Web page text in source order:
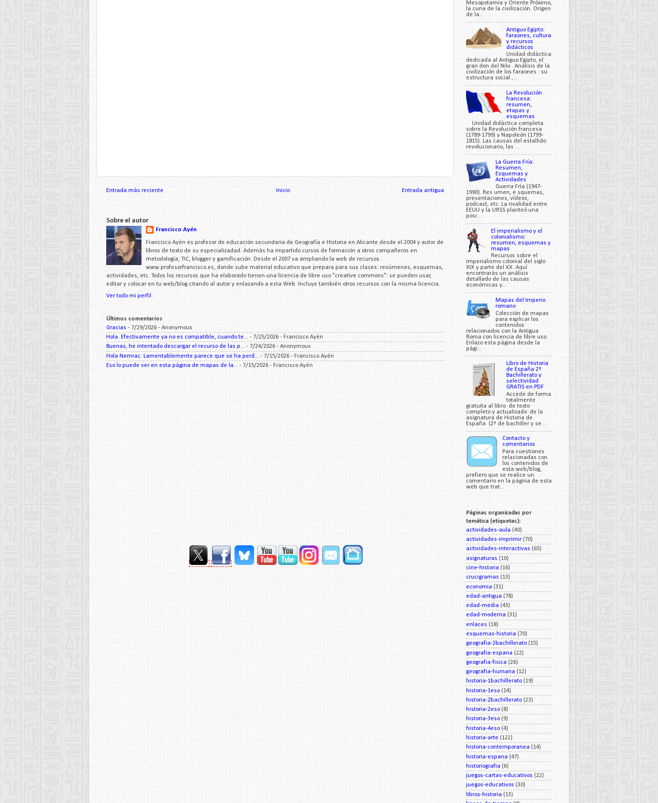
Entrada más reciente Entrada antigua
Inicio
Sobre el autor
Francisco Ayén
Francisco Ayén es profesor de educación secundaria de Geografía e Historia en Alicante desde el 2004 y autor de
libros de texto de su especializadad. Además ha impartido cursos de formación a otros compañeros en
metodología, TIC, blogger y gamificación. Desde el 2007 va ampliando la web de recursos
www.profesorfrancisco.es, donde sube material educativo que prepara para sus clases: resúmenes, esquemas,
actividades, etc. Todos los recursos que ha elaborado tienen una licencia de libre uso "creative commons": se pueden usar,
editar y colocar en tu web/blog citando al autor y enlazando a esta Web. Incluye también otros recursos con la misma licencia.
Ver todo mi perfil
Últimos comentarios
Gracias - 7/29/2026 - Anonymous
Hola. Efectivamente ya no es compatible, cuando te... - 7/25/2026 - Francisco Ayén
Buenas, he intentado descargar el recurso de las p... - 7/24/2026 - Anonymous
Hola Nemrac. Lamentablemente parece que se ha perd... - 7/15/2026 - Francisco Ayén
Eso lo puede ver en esta página de mapas de la... - 7/15/2026 - Francisco Ayén
Mesopotamia y Oriente Próximo,
la cuna de la civilización. Origen
de la...
Antiguo Egipto:
faraones, cultura
y recursos
didácticos
Unidad didáctica
dedicada al Antiguo Egipto, el
gran don del Nilo . Análisis de la
civilización de los faraones : su
estructura social , ...
La Revolución
francesa:
resumen,
etapas y
esquemas
Unidad didáctica completa
sobre la Revolución francesa
(1789-1799) y Napoleón (1799-
1815). Las causas del estallido
revolucionario, las ...
La Guerra Fría:
Resumen,
Esquemas y
Actividades
Guerra Fría (1947-
1990). Res umen, e squemas,
presentaciones, vídeos,
podcast, etc. La rivalidad entre
EEUU y la URSS planteó una
posi...
El imperialismo y el
colonialismo:
resumen, esquemas y
mapas
Recursos sobre el
imperialismo colonial del siglo
XIX y parte del XX. Aquí
encontrarás un análisis
detallado de las causas
económicas y...
Mapas del Imperio
romano
Colección de mapas
para explicar los
contenidos
relacionados con la Antigua
Roma con licencia de libre uso.
Enlazo esta página desde la
pági...
Libro de Historia
de España 2º
Bachillerato y
selectividad
GRATIS en PDF
Accede de forma
totalmente
gratuita al libro de texto
completo y actualizado de la
asignatura de Historia de
España (2º de bachiller y se...
Contacto y
comentarios
Para cuestiones
relacionadas con
los contenidos de
esta web/blog,
prefiero que se realice un
comentario en la página de esta
web que trat...
Páginas organizadas por
temática (etiquetas):
actividades-aula (40)
actividades-imprimir (70)
actividades-interactivas (65)
asignaturas (10)
cine-historia (16)
crucigramas (13)
economia (31)
edad-antigua (78)
edad-media (43)
edad-moderna (31)
enlaces (18)
esquemas-historia (70)
geografia-2bachillerato (15)
geografia-espana (22)
geografia-fisica (26)
geografia-humana (12)
historia-1bachillerato (19)
historia-1eso (14)
historia-2bachillerato (23)
historia-2eso (8)
historia-3eso (9)
historia-4eso (4)
historia-arte (122)
historia-contemporanea (14)
historia-espana (47)
historiografia (6)
juegos-cartas-educativos (22)
juegos-educativos (30)
libros-historia (13)